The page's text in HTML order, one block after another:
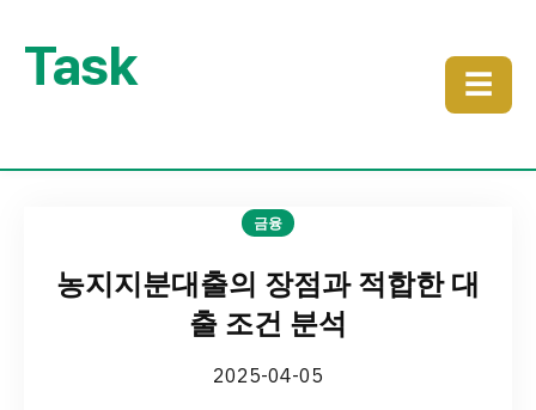
Task ☰
금융
농지지분대출의 장점과 적합한 대
출 조건 분석
2025-04-05